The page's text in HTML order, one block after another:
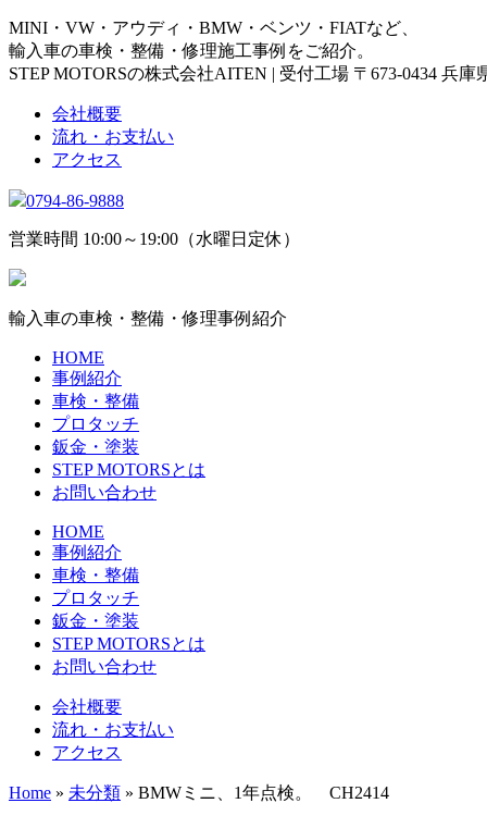
MINI・VW・アウディ・BMW・ベンツ・FIATなど、
輸入車の車検・整備・修理施工事例をご紹介。
STEP MOTORSの株式会社AITEN | 受付工場 〒673-0434 兵庫
会社概要
流れ・お支払い
アクセス
0794-86-9888
営業時間 10:00～19:00（水曜日定休）
輸入車の車検・整備・修理事例紹介
HOME
事例紹介
車検・整備
プロタッチ
鈑金・塗装
STEP MOTORSとは
お問い合わせ
HOME
事例紹介
車検・整備
プロタッチ
鈑金・塗装
STEP MOTORSとは
お問い合わせ
会社概要
流れ・お支払い
アクセス
Home » 未分類 » BMWミニ、1年点検。 CH2414